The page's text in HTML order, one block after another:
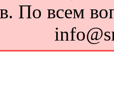
По всем